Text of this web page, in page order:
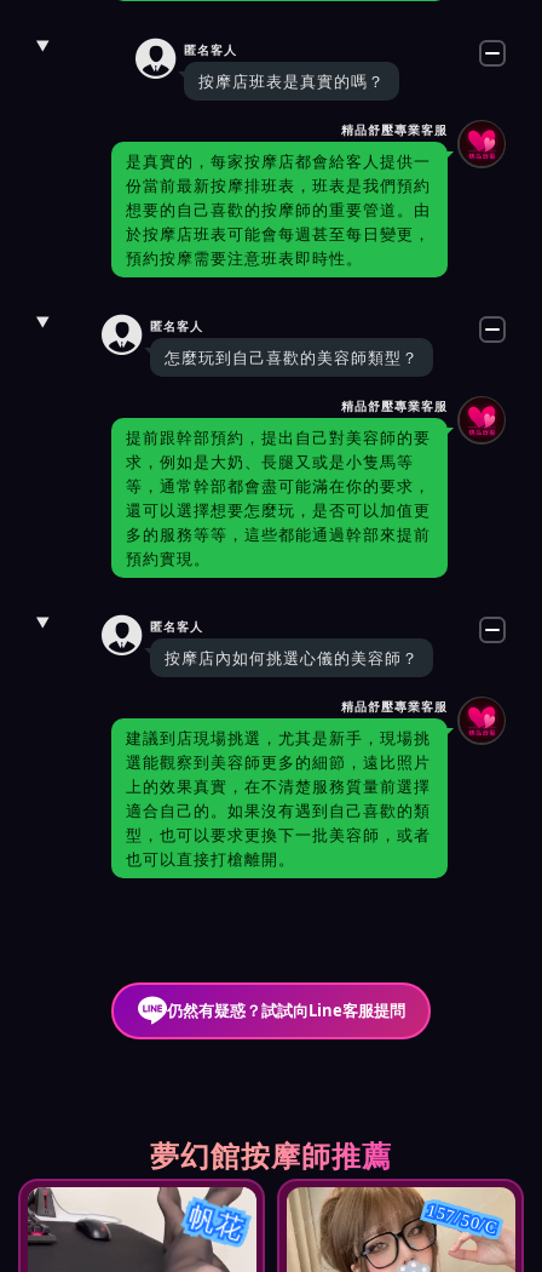
 匿名客人
按摩店班表是真實的嗎？
精品舒壓專業客服
是真實的，每家按摩店都會給客人提供一
份當前最新按摩排班表，班表是我們預約
想要的自己喜歡的按摩師的重要管道。由
於按摩店班表可能會每週甚至每日變更，
預約按摩需要注意班表即時性。
 匿名客人
怎麼玩到自己喜歡的美容師類型？
精品舒壓專業客服
提前跟幹部預約，提出自己對美容師的要
求，例如是大奶、長腿又或是小隻馬等
等，通常幹部都會盡可能滿在你的要求，
還可以選擇想要怎麼玩，是否可以加值更
多的服務等等，這些都能通過幹部來提前
預約實現。
 匿名客人
按摩店內如何挑選心儀的美容師？
精品舒壓專業客服
建議到店現場挑選，尤其是新手，現場挑
選能觀察到美容師更多的細節，遠比照片
上的效果真實，在不清楚服務質量前選擇
適合自己的。如果沒有遇到自己喜歡的類
型，也可以要求更換下一批美容師，或者
也可以直接打槍離開。
仍然有疑惑？試試向Line客服提問
夢幻館按摩師推薦
帆花 157/50/C